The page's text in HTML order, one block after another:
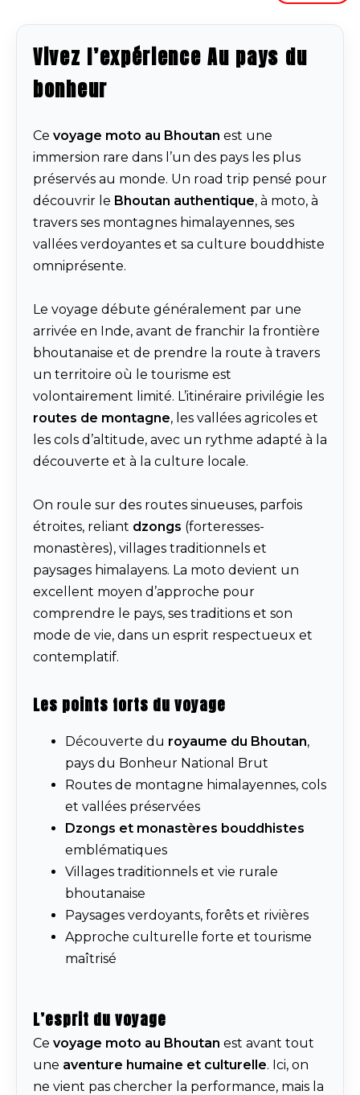
Vivez l’expérience Au pays du
bonheur
Ce voyage moto au Bhoutan est une
immersion rare dans l’un des pays les plus
préservés au monde. Un road trip pensé pour
découvrir le Bhoutan authentique, à moto, à
travers ses montagnes himalayennes, ses
vallées verdoyantes et sa culture bouddhiste
omniprésente.
Le voyage débute généralement par une
arrivée en Inde, avant de franchir la frontière
bhoutanaise et de prendre la route à travers
un territoire où le tourisme est
volontairement limité. L’itinéraire privilégie les
routes de montagne, les vallées agricoles et
les cols d’altitude, avec un rythme adapté à la
découverte et à la culture locale.
On roule sur des routes sinueuses, parfois
étroites, reliant dzongs (forteresses-
monastères), villages traditionnels et
paysages himalayens. La moto devient un
excellent moyen d’approche pour
comprendre le pays, ses traditions et son
mode de vie, dans un esprit respectueux et
contemplatif.
Les points forts du voyage
Découverte du royaume du Bhoutan,
pays du Bonheur National Brut
Routes de montagne himalayennes, cols
et vallées préservées
Dzongs et monastères bouddhistes
emblématiques
Villages traditionnels et vie rurale
bhoutanaise
Paysages verdoyants, forêts et rivières
Approche culturelle forte et tourisme
maîtrisé
L’esprit du voyage
Ce voyage moto au Bhoutan est avant tout
une aventure humaine et culturelle. Ici, on
ne vient pas chercher la performance, mais la